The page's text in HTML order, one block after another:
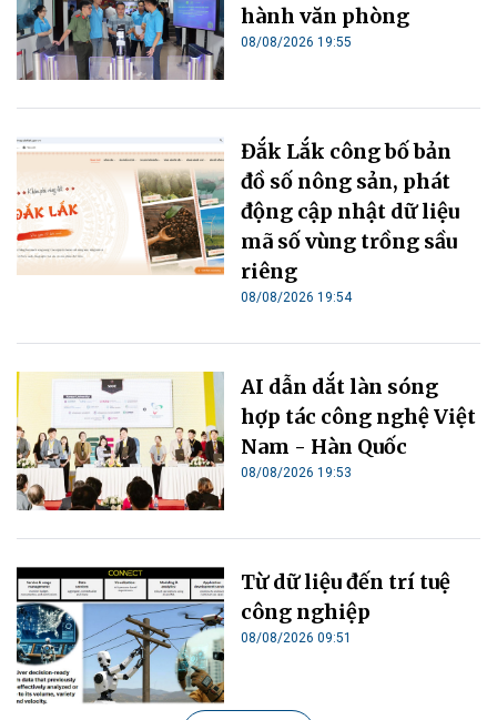
hành văn phòng
08/08/2026 19:55
Đắk Lắk công bố bản
đồ số nông sản, phát
động cập nhật dữ liệu
mã số vùng trồng sầu
riêng
08/08/2026 19:54
AI dẫn dắt làn sóng
hợp tác công nghệ Việt
Nam - Hàn Quốc
08/08/2026 19:53
Từ dữ liệu đến trí tuệ
công nghiệp
08/08/2026 09:51